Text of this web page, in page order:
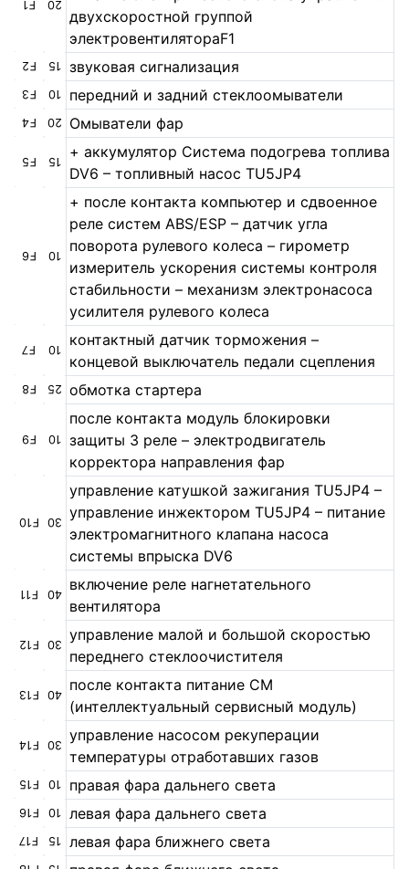
F1 20
двухскоростной группой
электровентилятораF1
F2 15 звуковая сигнализация
F3 10 передний и задний стеклоомыватели
F4 20 Омыватели фар
F5 15
+ аккумулятор Система подогрева топлива
DV6 – топливный насос TU5JP4
F6 10
+ после контакта компьютер и сдвоенное
реле систем ABS/ESP – датчик угла
поворота рулевого колеса – гирометр
измеритель ускорения системы контроля
стабильности – механизм электронасоса
усилителя рулевого колеса
F7 10
контактный датчик торможения –
концевой выключатель педали сцепления
F8 25 обмотка стартера
F9 10
после контакта модуль блокировки
защиты 3 реле – электродвигатель
корректора направления фар
F10 30
управление катушкой зажигания TU5JP4 –
управление инжектором TU5JP4 – питание
электромагнитного клапана насоса
системы впрыска DV6
F11 40
включение реле нагнетательного
вентилятора
F12 30
управление малой и большой скоростью
переднего стеклоочистителя
F13 40
после контакта питание СМ
(интеллектуальный сервисный модуль)
F14 30
управление насосом рекуперации
температуры отработавших газов
F15 10 правая фара дальнего света
F16 10 левая фара дальнего света
F17 15 левая фара ближнего света